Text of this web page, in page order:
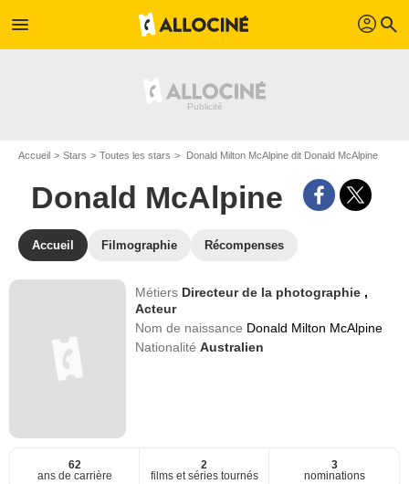
menu profil search
Accueil Stars Toutes les stars Donald Milton McAlpine dit Donald McAlpine
Donald McAlpine
Accueil Filmographie Récompenses
Métiers Directeur de la photographie ,
Acteur
Nom de naissance Donald Milton McAlpine
NationalitéAustralien
62
ans de carrière
2
films et séries tournés
3
nominations